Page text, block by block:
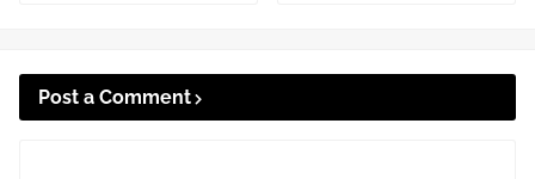
Post a Comment